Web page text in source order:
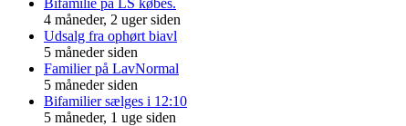
4 måneder, 2 uger siden
Udsalg fra ophørt biavl
5 måneder siden
Familier på LavNormal
5 måneder siden
Bifamilier sælges i 12:10
5 måneder, 1 uge siden